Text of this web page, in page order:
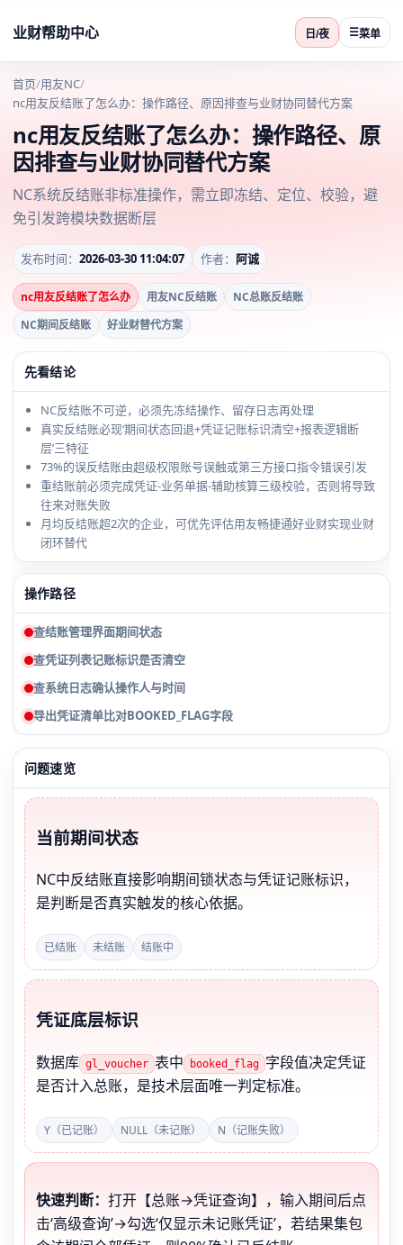
业财帮助中心 日/夜 ☰菜单
首页/用友NC/
nc用友反结账了怎么办：操作路径、原因排查与业财协同替代方案
nc用友反结账了怎么办：操作路径、原
因排查与业财协同替代方案
NC系统反结账非标准操作，需立即冻结、定位、校验，避
免引发跨模块数据断层
发布时间： 2026-03-30 11:04:07 作者： 阿诚
nc用友反结账了怎么办 用友NC反结账
NC总账反结账
NC期间反结账
好业财替代方案
先看结论
NC反结账不可逆，必须先冻结操作、留存日志再处理
真实反结账必现‘期间状态回退+凭证记账标识清空+报表逻辑断
层’三特征
73%的误反结账由超级权限账号误触或第三方接口指令错误引发
重结账前必须完成凭证-业务单据-辅助核算三级校验，否则将导致
往来对账失败
月均反结账超2次的企业，可优先评估用友畅捷通好业财实现业财
闭环替代
操作路径
查结账管理界面期间状态
查凭证列表记账标识是否清空
查系统日志确认操作人与时间
导出凭证清单比对BOOKED_FLAG字段
问题速览
当前期间状态
NC中反结账直接影响期间锁状态与凭证记账标识，
是判断是否真实触发的核心依据。
已结账 未结账 结账中
凭证底层标识
数据库 gl_voucher 表中 booked_flag 字段值决定凭证
是否计入总账，是技术层面唯一判定标准。
Y（已记账） NULL（未记账） N（记账失败）
快速判断： 打开【总账→凭证查询】，输入期间后点
击‘高级查询’→勾选‘仅显示未记账凭证’，若结果集包